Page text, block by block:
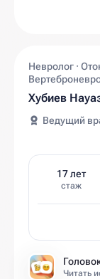
Невролог ·
Хубиев
Ведущий
17 лет
стаж
Читать